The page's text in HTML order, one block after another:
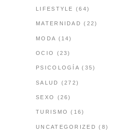
LIFESTYLE (64)
MATERNIDAD (22)
MODA (14)
OCIO (23)
PSICOLOGÍA (35)
SALUD (272)
SEXO (26)
TURISMO (16)
UNCATEGORIZED (8)